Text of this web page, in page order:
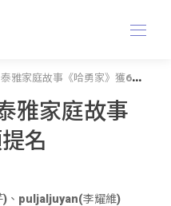
家庭故事《哈勇家》獲6項提名
雅家庭故事
名
) 、 puljaljuyan(李耀維)